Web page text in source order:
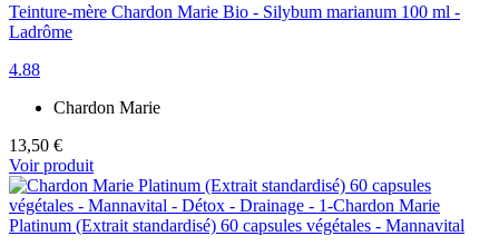
Teinture-mère Chardon Marie Bio - Silybum marianum 100 ml -
Ladrôme
4.88
Chardon Marie
13,50 €
Voir produit